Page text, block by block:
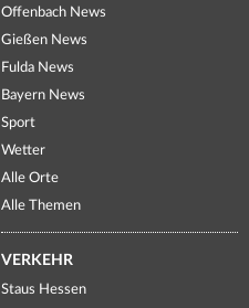
Offenbach News
Gießen News
Fulda News
Bayern News
Sport
Wetter
Alle Orte
Alle Themen
VERKEHR
Staus Hessen